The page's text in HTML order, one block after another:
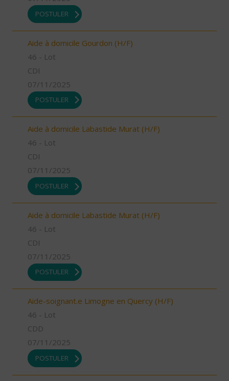
POSTULER
Aide à domicile Gourdon (H/F)
46 - Lot
CDI
07/11/2025
POSTULER
Aide à domicile Labastide Murat (H/F)
46 - Lot
CDI
07/11/2025
POSTULER
Aide à domicile Labastide Murat (H/F)
46 - Lot
CDI
07/11/2025
POSTULER
Aide-soignant.e Limogne en Quercy (H/F)
46 - Lot
CDD
07/11/2025
POSTULER